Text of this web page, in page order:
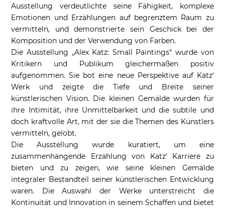
Ausstellung verdeutlichte seine Fähigkeit, komplexe
Emotionen und Erzählungen auf begrenztem Raum zu
vermitteln, und demonstrierte sein Geschick bei der
Komposition und der Verwendung von Farben.
Die Ausstellung „Alex Katz: Small Paintings“ wurde von
Kritikern und Publikum gleichermaßen positiv
aufgenommen. Sie bot eine neue Perspektive auf Katz‘
Werk und zeigte die Tiefe und Breite seiner
künstlerischen Vision. Die kleinen Gemälde wurden für
ihre Intimität, ihre Unmittelbarkeit und die subtile und
doch kraftvolle Art, mit der sie die Themen des Künstlers
vermitteln, gelobt.
Die Ausstellung wurde kuratiert, um eine
zusammenhängende Erzählung von Katz‘ Karriere zu
bieten und zu zeigen, wie seine kleinen Gemälde
integraler Bestandteil seiner künstlerischen Entwicklung
waren. Die Auswahl der Werke unterstreicht die
Kontinuität und Innovation in seinem Schaffen und bietet